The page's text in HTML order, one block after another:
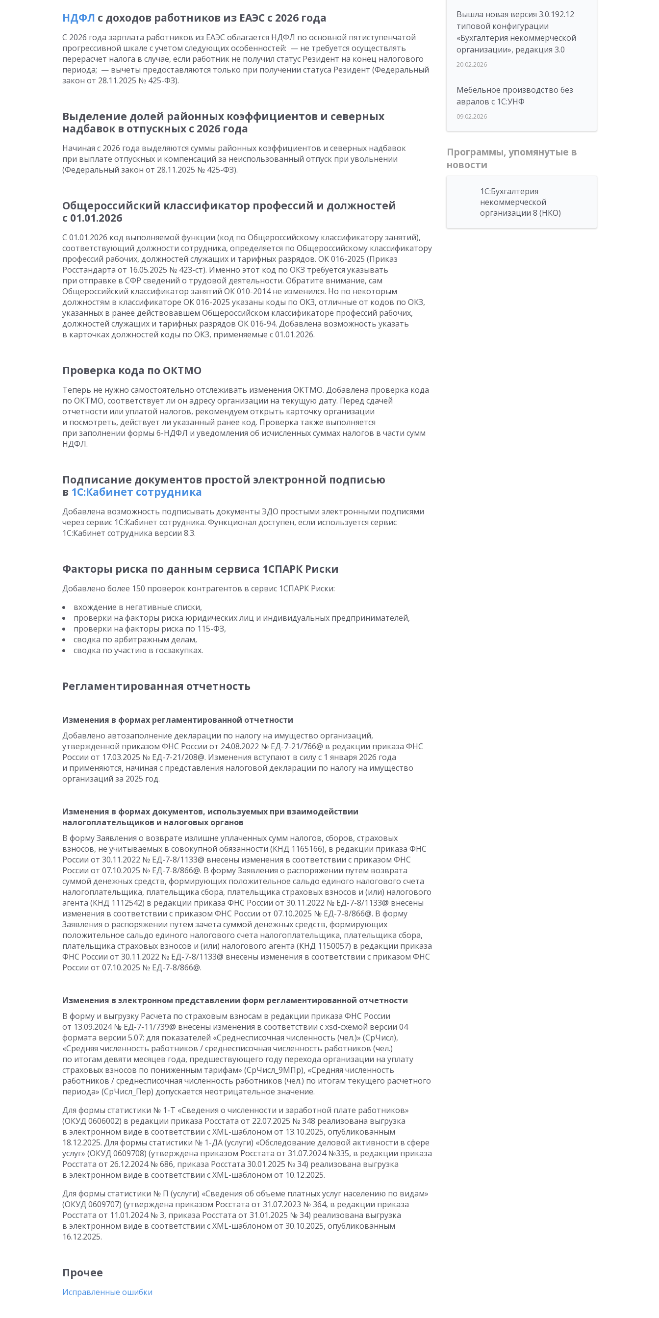
НДФЛ с доходов работников из ЕАЭС с 2026 года
С 2026 года зарплата работников из ЕАЭС облагается НДФЛ по основной пятиступенчатой
прогрессивной шкале с учетом следующих особенностей: — не требуется осуществлять
перерасчет налога в случае, если работник не получил статус Резидент на конец налогового
периода; — вычеты предоставляются только при получении статуса Резидент (Федеральный
закон от 28.11.2025 № 425-ФЗ).
Выделение долей районных коэффициентов и северных
надбавок в отпускных c 2026 года
Начиная с 2026 года выделяются суммы районных коэффициентов и северных надбавок
при выплате отпускных и компенсаций за неиспользованный отпуск при увольнении
(Федеральный закон от 28.11.2025 № 425-ФЗ).
Общероссийский классификатор профессий и должностей
с 01.01.2026
С 01.01.2026 код выполняемой функции (код по Общероссийскому классификатору занятий),
соответствующий должности сотрудника, определяется по Общероссийскому классификатору
профессий рабочих, должностей служащих и тарифных разрядов. ОК 016-2025 (Приказ
Росстандарта от 16.05.2025 № 423-ст). Именно этот код по ОКЗ требуется указывать
при отправке в СФР сведений о трудовой деятельности. Обратите внимание, сам
Общероссийский классификатор занятий ОК 010-2014 не изменился. Но по некоторым
должностям в классификаторе ОК 016-2025 указаны коды по ОКЗ, отличные от кодов по ОКЗ,
указанных в ранее действовавшем Общероссийском классификаторе профессий рабочих,
должностей служащих и тарифных разрядов ОК 016-94. Добавлена возможность указать
в карточках должностей коды по ОКЗ, применяемые с 01.01.2026.
Проверка кода по ОКТМО
Теперь не нужно самостоятельно отслеживать изменения ОКТМО. Добавлена проверка кода
по ОКТМО, соответствует ли он адресу организации на текущую дату. Перед сдачей
отчетности или уплатой налогов, рекомендуем открыть карточку организации
и посмотреть, действует ли указанный ранее код. Проверка также выполняется
при заполнении формы 6-НДФЛ и уведомления об исчисленных суммах налогов в части сумм
НДФЛ.
Подписание документов простой электронной подписью
в 1С:Кабинет сотрудника
Добавлена возможность подписывать документы ЭДО простыми электронными подписями
через сервис 1С:Кабинет сотрудника. Функционал доступен, если используется сервис
1С:Кабинет сотрудника версии 8.3.
Факторы риска по данным сервиса 1СПАРК Риски
Добавлено более 150 проверок контрагентов в сервис 1СПАРК Риски:
вхождение в негативные списки,
проверки на факторы риска юридических лиц и индивидуальных предпринимателей,
проверки на факторы риска по 115-ФЗ,
сводка по арбитражным делам,
сводка по участию в госзакупках.
Регламентированная отчетность
Изменения в формах регламентированной отчетности
Добавлено автозаполнение декларации по налогу на имущество организаций,
утвержденной приказом ФНС России от 24.08.2022 № ЕД-7-21/766@ в редакции приказа ФНС
России от 17.03.2025 № ЕД-7-21/208@. Изменения вступают в силу с 1 января 2026 года
и применяются, начиная с представления налоговой декларации по налогу на имущество
организаций за 2025 год.
Изменения в формах документов, используемых при взаимодействии
налогоплательщиков и налоговых органов
В форму Заявления о возврате излишне уплаченных сумм налогов, сборов, страховых
взносов, не учитываемых в совокупной обязанности (КНД 1165166), в редакции приказа ФНС
России от 30.11.2022 № ЕД-7-8/1133@ внесены изменения в соответствии с приказом ФНС
России от 07.10.2025 № ЕД-7-8/866@. В форму Заявления о распоряжении путем возврата
суммой денежных средств, формирующих положительное сальдо единого налогового счета
налогоплательщика, плательщика сбора, плательщика страховых взносов и (или) налогового
агента (КНД 1112542) в редакции приказа ФНС России от 30.11.2022 № ЕД-7-8/1133@ внесены
изменения в соответствии с приказом ФНС России от 07.10.2025 № ЕД-7-8/866@. В форму
Заявления о распоряжении путем зачета суммой денежных средств, формирующих
положительное сальдо единого налогового счета налогоплательщика, плательщика сбора,
плательщика страховых взносов и (или) налогового агента (КНД 1150057) в редакции приказа
ФНС России от 30.11.2022 № ЕД-7-8/1133@ внесены изменения в соответствии с приказом ФНС
России от 07.10.2025 № ЕД-7-8/866@.
Изменения в электронном представлении форм регламентированной отчетности
В форму и выгрузку Расчета по страховым взносам в редакции приказа ФНС России
от 13.09.2024 № ЕД-7-11/739@ внесены изменения в соответствии с xsd-схемой версии 04
формата версии 5.07: для показателей «Среднесписочная численность (чел.)» (СрЧисл),
«Средняя численность работников / среднесписочная численность работников (чел.)
по итогам девяти месяцев года, предшествующего году перехода организации на уплату
страховых взносов по пониженным тарифам» (СрЧисл_9МПр), «Средняя численность
работников / среднесписочная численность работников (чел.) по итогам текущего расчетного
периода» (СрЧисл_Пер) допускается неотрицательное значение.
Для формы статистики № 1-Т «Сведения о численности и заработной плате работников»
(ОКУД 0606002) в редакции приказа Росстата от 22.07.2025 № 348 реализована выгрузка
в электронном виде в соответствии с XML-шаблоном от 13.10.2025, опубликованным
18.12.2025. Для формы статистики № 1-ДА (услуги) «Обследование деловой активности в сфере
услуг» (ОКУД 0609708) (утверждена приказом Росстата от 31.07.2024 №335, в редакции приказа
Росстата от 26.12.2024 № 686, приказа Росстата 30.01.2025 № 34) реализована выгрузка
в электронном виде в соответствии с XML-шаблоном от 10.12.2025.
Для формы статистики № П (услуги) «Сведения об объеме платных услуг населению по видам»
(ОКУД 0609707) (утверждена приказом Росстата от 31.07.2023 № 364, в редакции приказа
Росстата от 11.01.2024 № 3, приказа Росстата от 31.01.2025 № 34) реализована выгрузка
в электронном виде в соответствии с XML-шаблоном от 30.10.2025, опубликованным
16.12.2025.
Прочее
Исправленные ошибки
Вышла новая версия 3.0.192.12
типовой конфигурации
«Бухгалтерия некоммерческой
организации», редакция 3.0
20.02.2026
Мебельное производство без
авралов с 1С:УНФ
09.02.2026
Программы, упомянутые в
новости
1С:Бухгалтерия
некоммерческой
организации 8 (НКО)